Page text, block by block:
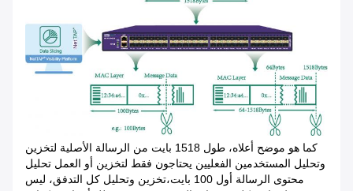
كما هو موضح أعلاه، طول 1518 بايت من الرسالة الأصلية لتخزين
وتحليل المستخدمين الفعليين يحتاجون فقط لتخزين أو العمل تحليل
محتوى الرسالة أول 100 بايت،تخزين وتحليل كل التدفق، ليس